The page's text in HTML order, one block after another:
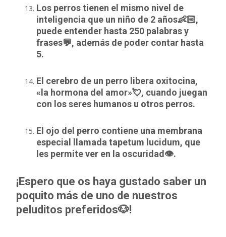
Los perros tienen el mismo nivel de
inteligencia que un niño de 2 años👶🏻,
puede entender hasta 250 palabras y
frases💬, además de poder contar hasta
5.
El cerebro de un perro libera oxitocina,
«la hormona del amor»💘, cuando juegan
con los seres humanos u otros perros.
El ojo del perro contiene una membrana
especial llamada tapetum lucidum, que
les permite ver en la oscuridad👁.
¡Espero que os haya gustado saber un
poquito más de uno de nuestros
peluditos preferidos🐶!